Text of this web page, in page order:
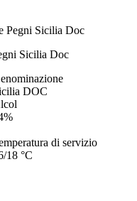
Pegni Sicilia Doc
Sicilia Doc
DOC
di servizio
18 °C